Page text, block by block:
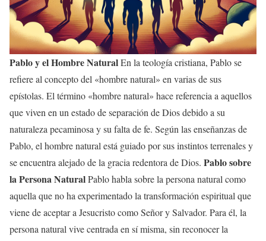
Pablo y el Hombre NaturalEn la teología cristiana, Pablo se
refiere al concepto del «hombre natural» en varias de sus
epístolas. El término «hombre natural» hace referencia a aquellos
que viven en un estado de separación de Dios debido a su
naturaleza pecaminosa y su falta de fe. Según las enseñanzas de
Pablo, el hombre natural está guiado por sus instintos terrenales y
se encuentra alejado de la gracia redentora de Dios. Pablo sobre
la Persona NaturalPablo habla sobre la persona natural como
aquella que no ha experimentado la transformación espiritual que
viene de aceptar a Jesucristo como Señor y Salvador. Para él, la
persona natural vive centrada en sí misma, sin reconocer la